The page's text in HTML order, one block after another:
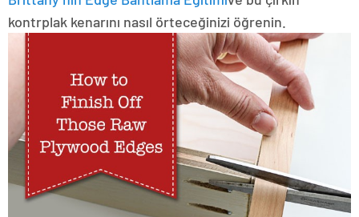
kontrplak kenarını nasıl örteceğinizi öğrenin.